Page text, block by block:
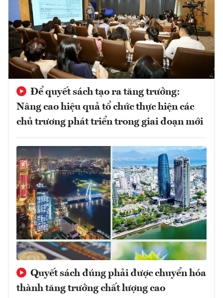
Để quyết sách tạo ra tăng trưởng:
Nâng cao hiệu quả tổ chức thực hiện các
chủ trương phát triển trong giai đoạn mới
Quyết sách đúng phải được chuyển hóa
thành tăng trưởng chất lượng cao